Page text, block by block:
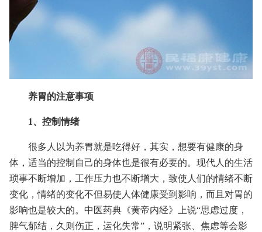
养胃的注意事项
1、控制情绪
很多人以为养胃就是吃得好，其实，想要有健康的身
体，适当的控制自己的身体也是很有必要的。现代人的生活
琐事不断增加，工作压力也不断增大，致使人们的情绪不断
变化，情绪的变化不但易使人体健康受到影响，而且对胃的
影响也是较大的。中医药典《黄帝内经》上说“思虑过度，
脾气郁结，久则伤正，运化失常”，说明紧张、焦虑等会影